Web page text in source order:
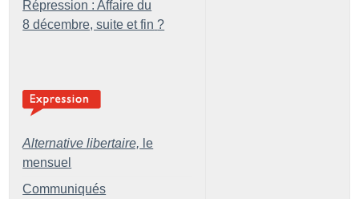
Répression : Affaire du
8 décembre, suite et fin ?
Alternative libertaire, le
mensuel
Communiqués